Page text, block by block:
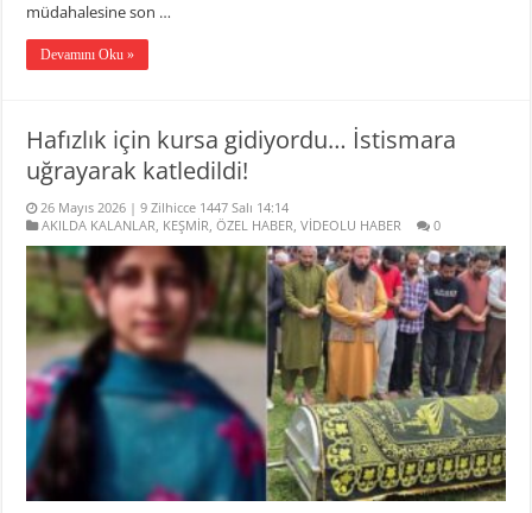
müdahalesine son …
Devamını Oku »
Hafızlık için kursa gidiyordu… İstismara
uğrayarak katledildi!
26 Mayıs 2026 | 9 Zilhicce 1447 Salı 14:14
AKILDA KALANLAR, KEŞMİR,ÖZEL HABER,VİDEOLU HABER 0